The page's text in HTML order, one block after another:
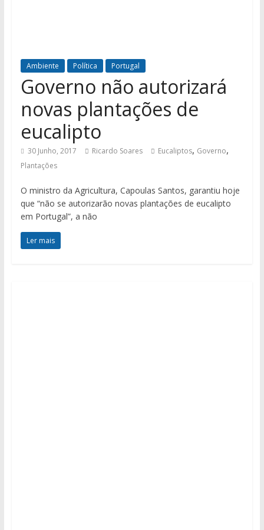
Ambiente Política Portugal
Governo não autorizará
novas plantações de
eucalipto
30 Junho, 2017 Ricardo Soares Eucaliptos, Governo,
Plantações
O ministro da Agricultura, Capoulas Santos, garantiu hoje
que “não se autorizarão novas plantações de eucalipto
em Portugal”, a não
Ler mais